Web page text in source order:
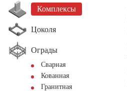
Комплексы
Цоколя
Ограды
Сварная
Кованная
Гранитная